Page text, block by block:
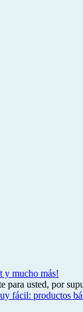
y mucho más!
usted, por
fácil: productos